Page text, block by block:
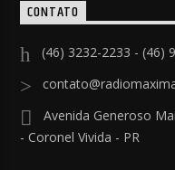
CONTATO
(46) 3232-2233 - (46)
Avenida Generoso
- Coronel Vivida - PR